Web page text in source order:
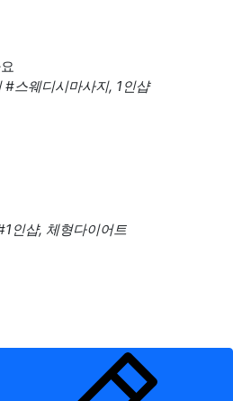
#스웨디시마사지, 1인샵
인샵, 체형다이어트